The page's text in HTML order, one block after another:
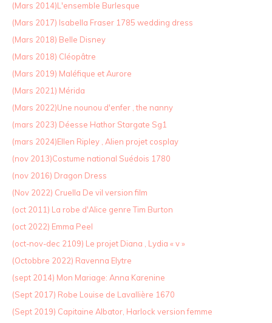
(Mars 2014)L'ensemble Burlesque
(Mars 2017) Isabella Fraser 1785 wedding dress
(Mars 2018) Belle Disney
(Mars 2018) Cléopâtre
(Mars 2019) Maléfique et Aurore
(Mars 2021) Mérida
(Mars 2022)Une nounou d'enfer , the nanny
(mars 2023) Déesse Hathor Stargate Sg1
(mars 2024)Ellen Ripley , Alien projet cosplay
(nov 2013)Costume national Suédois 1780
(nov 2016) Dragon Dress
(Nov 2022) Cruella De vil version film
(oct 2011) La robe d'Alice genre Tim Burton
(oct 2022) Emma Peel
(oct-nov-dec 2109) Le projet Diana , Lydia « v »
(Octobbre 2022) Ravenna Elytre
(sept 2014) Mon Mariage: Anna Karenine
(Sept 2017) Robe Louise de Lavallière 1670
(Sept 2019) Capitaine Albator, Harlock version femme